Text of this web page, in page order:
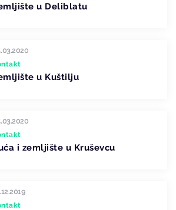
u Deliblatu
u Kuštilju
i zemljište u Kruševcu